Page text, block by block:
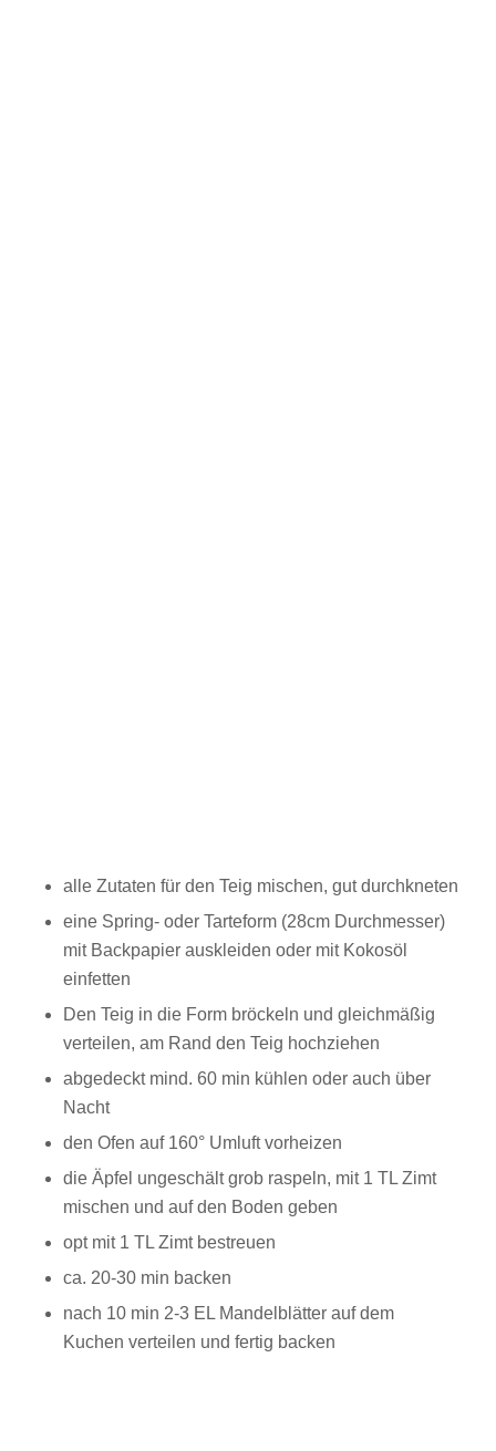
alle Zutaten für den Teig mischen, gut durchkneten
eine Spring- oder Tarteform (28cm Durchmesser)
mit Backpapier auskleiden oder mit Kokosöl
einfetten
Den Teig in die Form bröckeln und gleichmäßig
verteilen, am Rand den Teig hochziehen
abgedeckt mind. 60 min kühlen oder auch über
Nacht
den Ofen auf 160° Umluft vorheizen
die Äpfel ungeschält grob raspeln, mit 1 TL Zimt
mischen und auf den Boden geben
opt mit 1 TL Zimt bestreuen
ca. 20-30 min backen
nach 10 min 2-3 EL Mandelblätter auf dem
Kuchen verteilen und fertig backen